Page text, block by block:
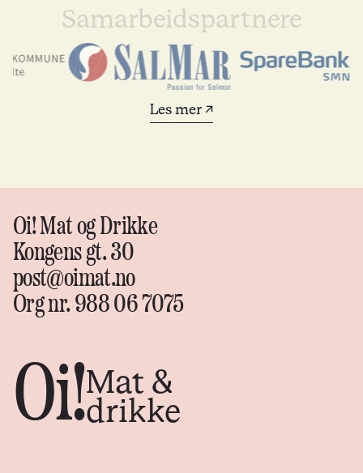
Samarbeidspartnere
Les mer ↗
Oi! Mat og Drikke
Kongens gt. 30
post@oimat.no
Org nr. 988 06 7075
Oi!Mat &
drikke